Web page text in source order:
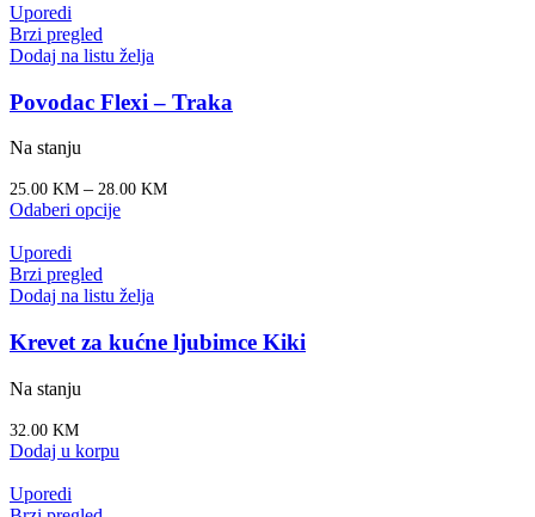
Uporedi
Brzi pregled
Dodaj na listu želja
Povodac Flexi – Traka
Na stanju
25.00 KM – 28.00 KM
Odaberi opcije
Uporedi
Brzi pregled
Dodaj na listu želja
Krevet za kućne ljubimce Kiki
Na stanju
32.00 KM
Dodaj u korpu
Uporedi